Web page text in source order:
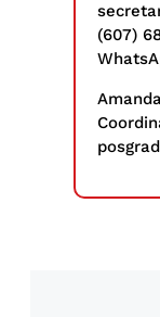
(607)